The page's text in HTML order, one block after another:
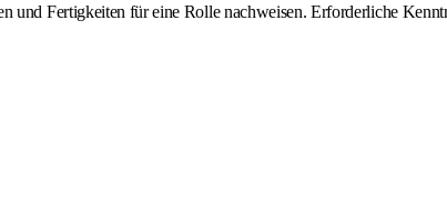
und Fertigkeiten für eine Rolle nachweisen. Erforderliche